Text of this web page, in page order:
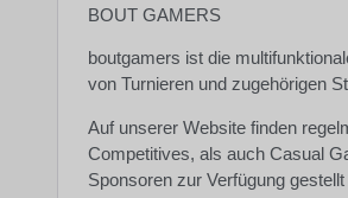
BOUT GAMERS
boutgamers ist die
von Turnieren und zugehörigen
Auf unserer Website finden
Competitives, als auch Casual
Sponsoren zur Verfügung